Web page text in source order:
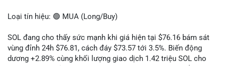
Loại tín hiệu: 🟢 MUA (Long/Buy)
SOL đang cho thấy sức mạnh khi giá hiện tại $76.16 bám sát
vùng đỉnh 24h $76.81, cách đáy $73.57 tới 3.5%. Biến động
dương +2.89% cùng khối lượng giao dịch 1.42 triệu SOL cho